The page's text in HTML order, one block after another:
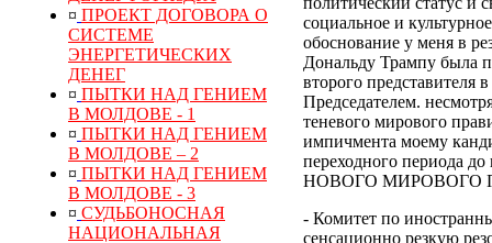
¤ ПРОЕКТ ДОГОВОРА О
СИСТЕМЕ
ЭНЕРГЕТИЧЕСКИХ
ДЕНЕГ
¤ ПЫТКИ НАД ГЕНИЕМ
В МОЛДОВЕ - 1
¤ ПЫТКИ НАД ГЕНИЕМ
В МОЛДОВЕ – 2
¤ ПЫТКИ НАД ГЕНИЕМ
В МОЛДОВЕ - 3
¤ СУДЬБОНОСНАЯ
НАЦИОНАЛЬНАЯ
социальное и
обоснование у меня в
Дональду Трампу была
второго представителя
Председателем.
теневого мирового
импичмента моему
переходного
НОВОГО МИРОВОГО
- Комитет по
сенсационно резкую